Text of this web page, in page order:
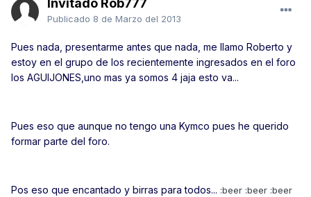
Invitado Rob777
Publicado 8 de Marzo del 2013
Pues nada, presentarme antes que nada, me llamo Roberto y
estoy en el grupo de los recientemente ingresados en el foro
los AGUIJONES,uno mas ya somos 4 jaja esto va...
Pues eso que aunque no tengo una Kymco pues he querido
formar parte del foro.
Pos eso que encantado y birras para todos... :beer :beer :beer